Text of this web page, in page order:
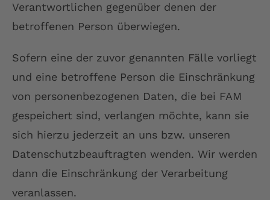
Verantwortlichen gegenüber denen der
betroffenen Person überwiegen.
Sofern eine der zuvor genannten Fälle vorliegt
und eine betroffene Person die Einschränkung
von personenbezogenen Daten, die bei FAM
gespeichert sind, verlangen möchte, kann sie
sich hierzu jederzeit an uns bzw. unseren
Datenschutzbeauftragten wenden. Wir werden
dann die Einschränkung der Verarbeitung
veranlassen.